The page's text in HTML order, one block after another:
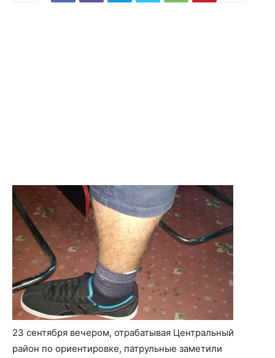
23 сентября вечером, отрабатывая Центральный
район по ориентировке, патрульные заметили